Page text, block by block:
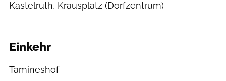
​Kastelruth, Krausplatz (Dorfzentrum)
Einkehr
Tamineshof